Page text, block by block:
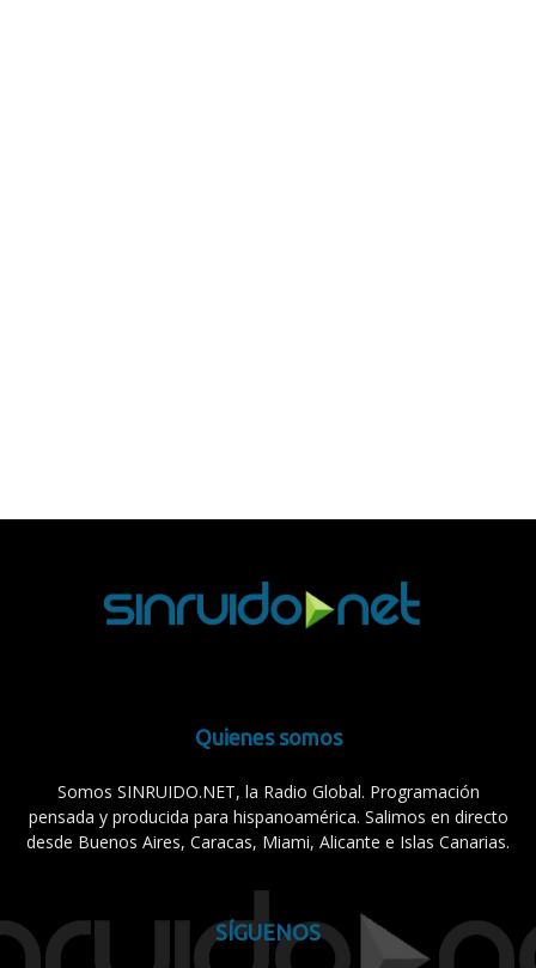
Quienes somos
Somos SINRUIDO.NET, la Radio Global. Programación
pensada y producida para hispanoamérica. Salimos en directo
desde Buenos Aires, Caracas, Miami, Alicante e Islas Canarias.
SÍGUENOS